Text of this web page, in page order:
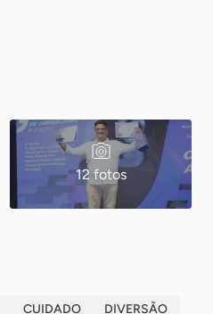
12 fotos
CUIDADO
DIVERSÃO